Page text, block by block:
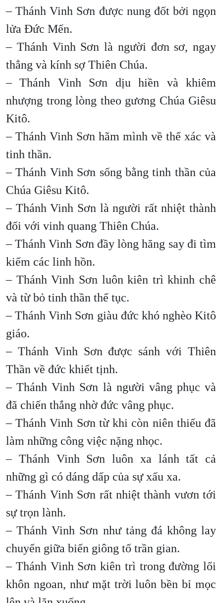
– Thánh Vinh Sơn được nung đốt bởi ngọn
lửa Đức Mến.
– Thánh Vinh Sơn là người đơn sơ, ngay
thẳng và kính sợ Thiên Chúa.
– Thánh Vinh Sơn dịu hiền và khiêm
nhượng trong lòng theo gương Chúa Giêsu
Kitô.
– Thánh Vinh Sơn hãm mình về thể xác và
tinh thần.
– Thánh Vinh Sơn sống bằng tinh thần của
Chúa Giêsu Kitô.
– Thánh Vinh Sơn là người rất nhiệt thành
đối với vinh quang Thiên Chúa.
– Thánh Vinh Sơn đầy lòng hăng say đi tìm
kiếm các linh hồn.
– Thánh Vinh Sơn luôn kiên trì khinh chê
và từ bỏ tinh thần thế tục.
– Thánh Vinh Sơn giàu đức khó nghèo Kitô
giáo.
– Thánh Vinh Sơn được sánh với Thiên
Thần về đức khiết tịnh.
– Thánh Vinh Sơn là người vâng phục và
đã chiến thắng nhờ đức vâng phục.
– Thánh Vinh Sơn từ khi còn niên thiếu đã
làm những công việc nặng nhọc.
– Thánh Vinh Sơn luôn xa lánh tất cả
những gì có dáng dấp của sự xấu xa.
– Thánh Vinh Sơn rất nhiệt thành vươn tới
sự trọn lành.
– Thánh Vinh Sơn như tảng đá không lay
chuyển giữa biển giông tố trần gian.
– Thánh Vinh Sơn kiên trì trong đường lối
khôn ngoan, như mặt trời luôn bền bỉ mọc